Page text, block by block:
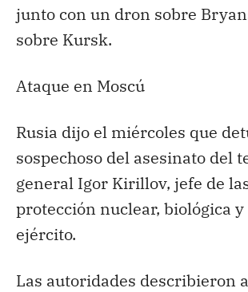
junto con un dron sobre
sobre Kursk.
Ataque en Moscú
Rusia dijo el miércoles que
sospechoso del asesinato del
general Igor Kirillov, jefe de
protección nuclear, biológica
ejército.
Las autoridades describieron